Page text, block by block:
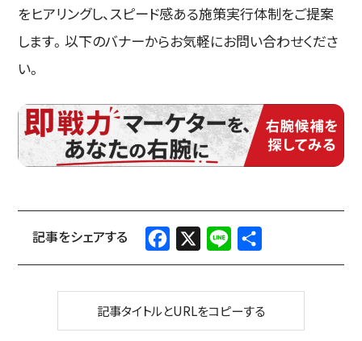
をヒアリングし、スピード感ある施策実行体制をご提案
します。以下のバナーからお気軽にお問い合わせくださ
い。
Facebook
X Line
記事タイトルとURLをコピーする